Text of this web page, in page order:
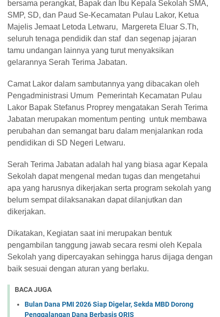
bersama perangkat, Bapak dan Ibu Kepala Sekolah SMA,
SMP, SD, dan Paud Se-Kecamatan Pulau Lakor, Ketua
Majelis Jemaat Letoda Letwaru, Margereta Eluar S.Th,
seluruh tenaga pendidik dan staf dan segenap jajaran
tamu undangan lainnya yang turut menyaksikan
gelarannya Serah Terima Jabatan.
Camat Lakor dalam sambutannya yang dibacakan oleh
Pengadministrasi Umum Pemerintah Kecamatan Pulau
Lakor Bapak Stefanus Proprey mengatakan Serah Terima
Jabatan merupakan momentum penting untuk membawa
perubahan dan semangat baru dalam menjalankan roda
pendidikan di SD Negeri Letwaru.
Serah Terima Jabatan adalah hal yang biasa agar Kepala
Sekolah dapat mengenal medan tugas dan mengetahui
apa yang harusnya dikerjakan serta program sekolah yang
belum sempat dilaksanakan dapat dilanjutkan dan
dikerjakan.
Dikatakan, Kegiatan saat ini merupakan bentuk
pengambilan tanggung jawab secara resmi oleh Kepala
Sekolah yang dipercayakan sehingga harus dijaga dengan
baik sesuai dengan aturan yang berlaku.
BACA JUGA
Bulan Dana PMI 2026 Siap Digelar, Sekda MBD Dorong
Penggalangan Dana Berbasis QRIS